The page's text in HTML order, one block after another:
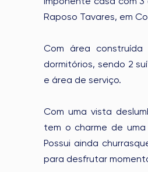
Raposo Tavares, em
Com área
dormitórios, sendo 2
e área de serviço.
Com uma vista
tem o charme de
Possui ainda
para desfrutar